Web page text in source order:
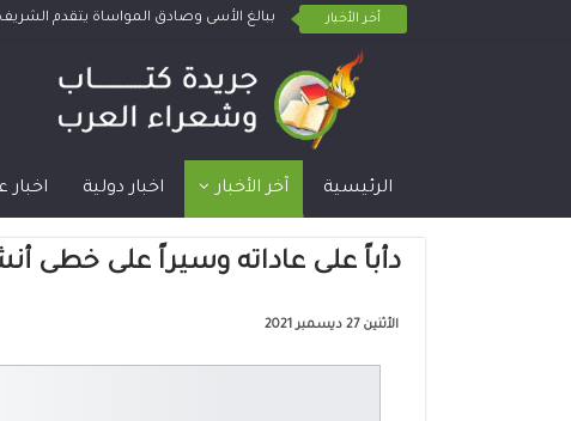
أخر الأخبار ببالغ الأسى وصادق المواساة يتقدم
الرئيسية آخر الأخبار اخبار دولية اخبار
دأباً على عاداته وسيراً على خطى
الأثنين 27 ديسمبر 2021